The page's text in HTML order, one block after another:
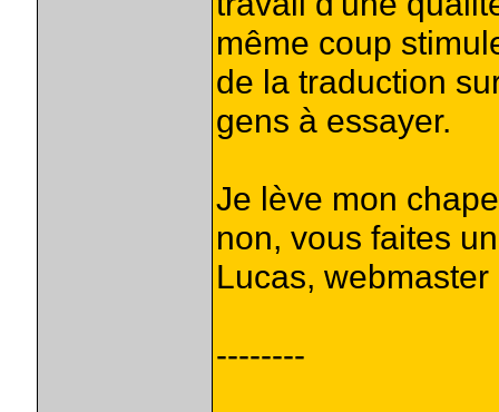
même coup
de la traduction
gens à essayer.
Je lève mon
non, vous faites
Lucas, webmaster
--------